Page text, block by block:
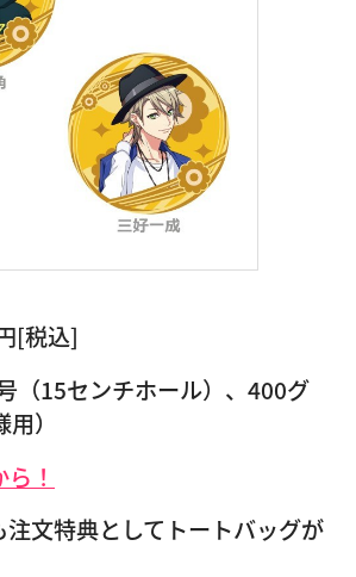
[税込]
（15センチホール）、400グ
）
！
注文特典としてトートバッグが